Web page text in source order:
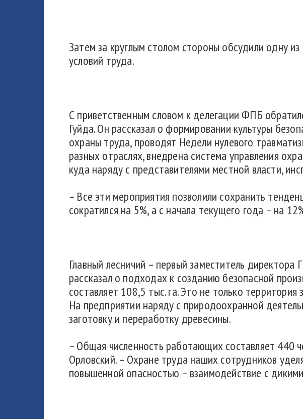
Затем за круглым столом стороны обсудили одну
условий труда.
С приветственным словом к делегации ФПБ
Гуйда. Он рассказал о формировании культуры
охраны труда, проводят Недели нулевого
разных отраслях, внедрена система управления
куда наряду с представителями местной власти,
– Все эти мероприятия позволили сохранить
сократился на 5%, а с начала текущего года – на
Главный лесничий – первый заместитель
рассказал о подходах к созданию безопасной
составляет 108,5 тыс. га. Это не только
На предприятии наряду с природоохранной
заготовку и переработку древесины.
– Общая численность работающих составляет 440
Орловский. – Охране труда наших сотрудников
повышенной опасностью – взаимодействие с